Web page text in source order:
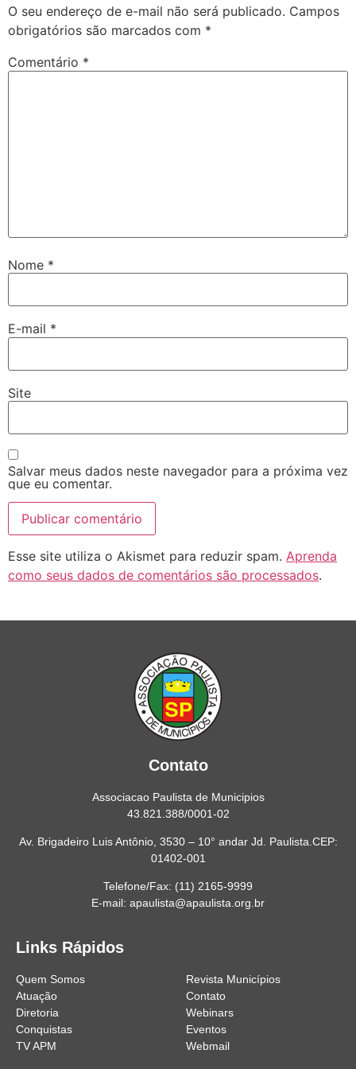
O seu endereço de e-mail não será publicado. Campos
obrigatórios são marcados com *
Comentário *
Nome *
E-mail *
Site
Salvar meus dados neste navegador para a próxima vez
que eu comentar.
Esse site utiliza o Akismet para reduzir spam. Aprenda
como seus dados de comentários são processados.
Contato
Associacao Paulista de Municipios
43.821.388/0001-02
Av. Brigadeiro Luis Antônio, 3530 – 10° andar Jd. Paulista.CEP:
01402-001
Telefone/Fax: (11) 2165-9999
E-mail: apaulista@apaulista.org.br
Links Rápidos
Quem Somos
Atuação
Diretoria
Conquistas
TV APM
Revista Municípios
Contato
Webinars
Eventos
Webmail